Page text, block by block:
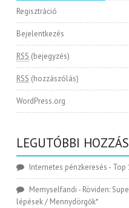
Regisztráció
Bejelentkezés
RSS (bejegyzés)
RSS (hozzászólás)
WordPress.org
LEGUTÓBBI
Internetes pénzkeresés - Top
Memyselfandi - Röviden:
lépések / Mennydörgők*